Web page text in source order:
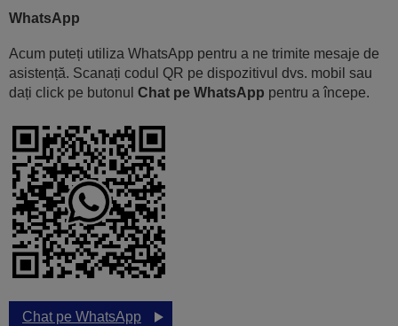
WhatsApp
Acum puteți utiliza WhatsApp pentru a ne trimite mesaje de
asistență. Scanați codul QR pe dispozitivul dvs. mobil sau
dați click pe butonul Chat pe WhatsApp pentru a începe.
Chat pe WhatsApp